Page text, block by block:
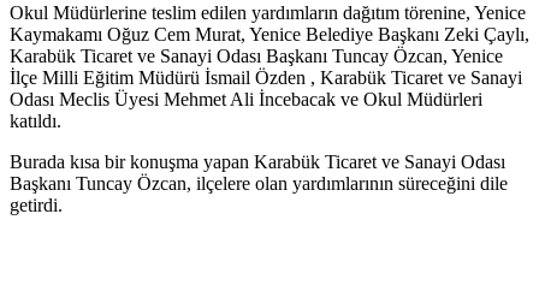
Okul Müdürlerine teslim edilen yardımların dağıtım törenine, Yenice
Kaymakamı Oğuz Cem Murat, Yenice Belediye Başkanı Zeki Çaylı,
Karabük Ticaret ve Sanayi Odası Başkanı Tuncay Özcan, Yenice
İlçe Milli Eğitim Müdürü İsmail Özden , Karabük Ticaret ve Sanayi
Odası Meclis Üyesi Mehmet Ali İncebacak ve Okul Müdürleri
katıldı.
Burada kısa bir konuşma yapan Karabük Ticaret ve Sanayi Odası
Başkanı Tuncay Özcan, ilçelere olan yardımlarının süreceğini dile
getirdi.